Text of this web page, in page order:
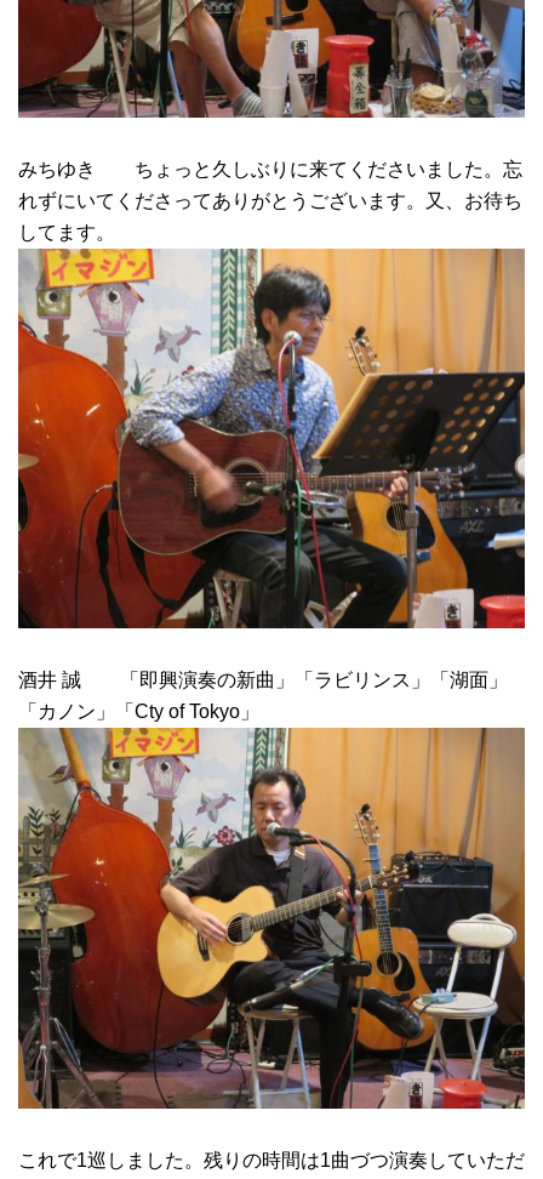
みちゆき ちょっと久しぶりに来てくださいました。忘
れずにいてくださってありがとうございます。又、お待ち
してます。
酒井 誠 「即興演奏の新曲」「ラビリンス」「湖面」
「カノン」「Cty of Tokyo」
これで1巡しました。残りの時間は1曲づつ演奏していただ